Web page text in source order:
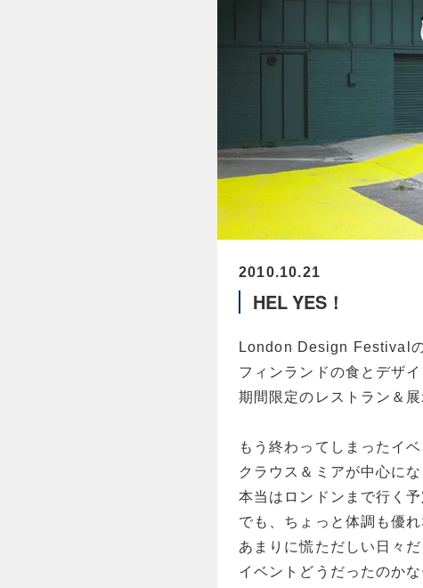
2010.10.21
HEL YES！
London Design Festival
フィンランドの食とデザ
期間限定のレストラン＆
もう終わってしまったイ
クラウス＆ミアが中心に
本当はロンドンまで行く予
でも、ちょっと体調も優
あまりに慌ただしい日々
イベントどうだったのか